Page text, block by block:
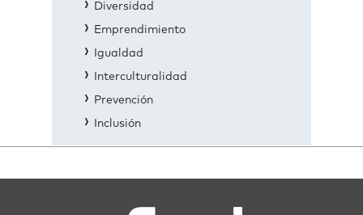
Diversidad
Emprendimiento
Igualdad
Interculturalidad
Prevención
Inclusión